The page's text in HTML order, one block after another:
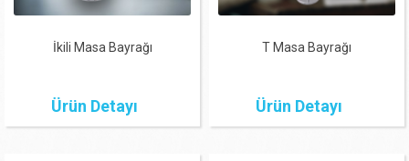
İkili Masa Bayrağı
Ürün Detayı
T Masa Bayrağı
Ürün Detayı